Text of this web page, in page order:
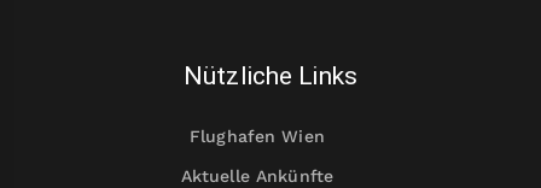
Nützliche Links
Flughafen Wien
Aktuelle Ankünfte